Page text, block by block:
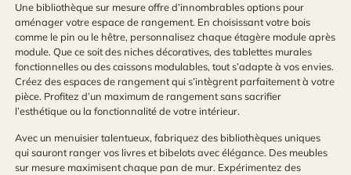
Une bibliothèque sur mesure offre d’innombrables options pour
aménager votre espace de rangement. En choisissant votre bois
comme le pin ou le hêtre, personnalisez chaque étagère module après
module. Que ce soit des niches décoratives, des tablettes murales
fonctionnelles ou des caissons modulables, tout s’adapte à vos envies.
Créez des espaces de rangement qui s’intègrent parfaitement à votre
pièce. Profitez d’un maximum de rangement sans sacrifier
l’esthétique ou la fonctionnalité de votre intérieur.
Avec un menuisier talentueux, fabriquez des bibliothèques uniques
qui sauront ranger vos livres et bibelots avec élégance. Des meubles
sur mesure maximisent chaque pan de mur. Expérimentez des